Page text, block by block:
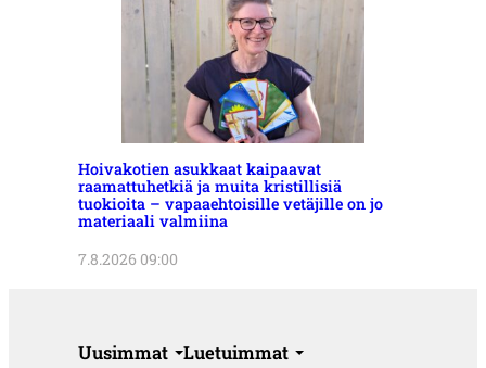
Hoivakotien asukkaat kaipaavat
raamattuhetkiä ja muita kristillisiä
tuokioita – vapaaehtoisille vetäjille on jo
materiaali valmiina
7.8.2026 09:00
Uusimmat Luetuimmat